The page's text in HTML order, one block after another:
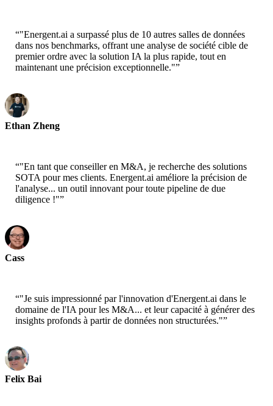
“"Energent.ai a surpassé plus de 10 autres salles de données
dans nos benchmarks, offrant une analyse de société cible de
premier ordre avec la solution IA la plus rapide, tout en
maintenant une précision exceptionnelle."”
Ethan Zheng
“"En tant que conseiller en M&A, je recherche des solutions
SOTA pour mes clients. Energent.ai améliore la précision de
l'analyse... un outil innovant pour toute pipeline de due
diligence !"”
Cass
“"Je suis impressionné par l'innovation d'Energent.ai dans le
domaine de l'IA pour les M&A... et leur capacité à générer des
insights profonds à partir de données non structurées."”
Felix Bai